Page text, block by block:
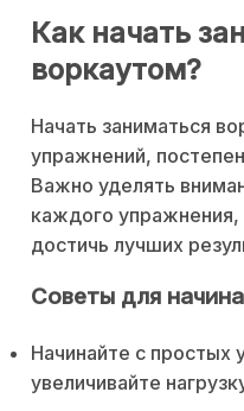
Как начать
воркаутом?
Начать заниматься
упражнений,
Важно уделять
каждого
достичь лучших
Советы для
Начинайте с простых
увеличивайте